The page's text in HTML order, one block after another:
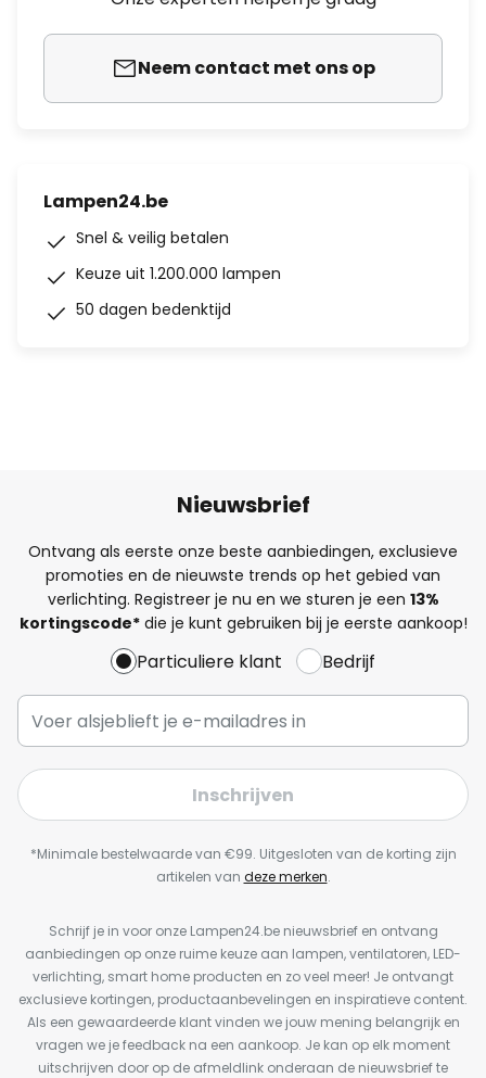
Neem contact met ons op
Lampen24.be
Snel & veilig betalen
Keuze uit 1.200.000 lampen
50 dagen bedenktijd
Nieuwsbrief
Ontvang als eerste onze beste aanbiedingen, exclusieve
promoties en de nieuwste trends op het gebied van
verlichting. Registreer je nu en we sturen je een 13%
kortingscode*die je kunt gebruiken bij je eerste aankoop!
Particuliere klant Bedrijf
Inschrijven
*Minimale bestelwaarde van €99. Uitgesloten van de korting zijn
artikelen van deze merken.
Schrijf je in voor onze Lampen24.be nieuwsbrief en ontvang
aanbiedingen op onze ruime keuze aan lampen, ventilatoren, LED-
verlichting, smart home producten en zo veel meer! Je ontvangt
exclusieve kortingen, productaanbevelingen en inspiratieve content.
Als een gewaardeerde klant vinden we jouw mening belangrijk en
vragen we je feedback na een aankoop. Je kan op elk moment
uitschrijven door op de afmeldlink onderaan de nieuwsbrief te